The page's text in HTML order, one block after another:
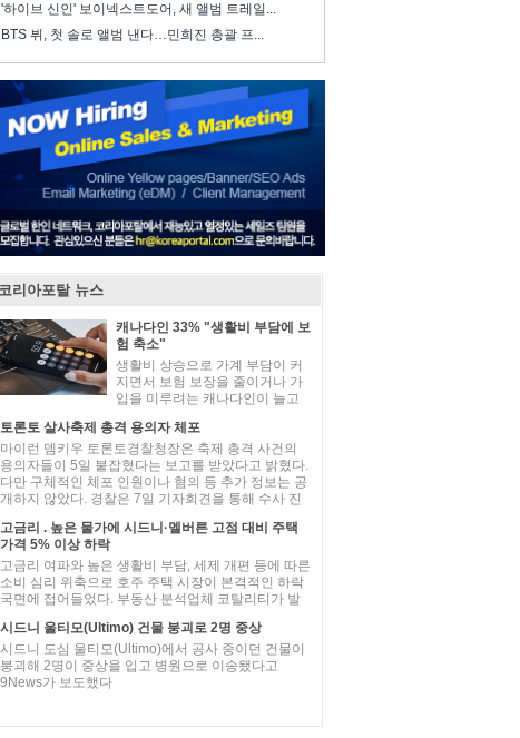
'하이브 신인' 보이넥스트도어, 새 앨범 트레일...
BTS 뷔, 첫 솔로 앨범 낸다…민희진 총괄 프...